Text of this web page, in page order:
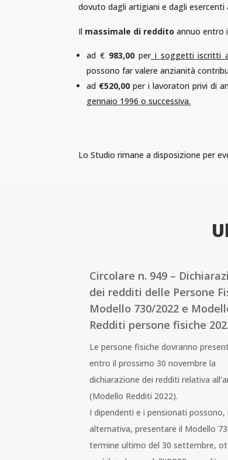
dovuto dagli artigiani e dagli
Il massimale di reddito annuo entro
ad € 983,00 peri soggetti iscritti
possono far valere anzianità
ad €520,00 per i lavoratori privi di
gennaio 1996 o successiva.
Lo Studio rimane a disposizione per
Circolare n. 949 –
dei redditi delle Persone
Modello 730/2022 e
Redditi persone fisiche
Le persone fisiche dovranno
entro il prossimo 30 novembre la
dichiarazione dei redditi relativa
(Modello Redditi 2022).
I dipendenti e i pensionati possono,
alternativa, presentare il Modello
termine ultimo del 30 settembre,